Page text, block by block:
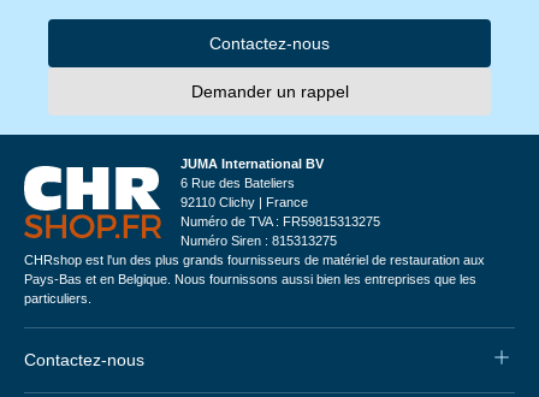
Contactez-nous
Demander un rappel
JUMA International BV
6 Rue des Bateliers
92110 Clichy | France
Numéro de TVA : FR59815313275
Numéro Siren : 815313275
CHRshop est l'un des plus grands fournisseurs de matériel de restauration aux
Pays-Bas et en Belgique. Nous fournissons aussi bien les entreprises que les
particuliers.
Contactez-nous